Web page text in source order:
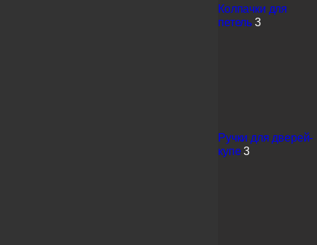
Колпачки для
петель 3
Ручки для дверей-
купе 3